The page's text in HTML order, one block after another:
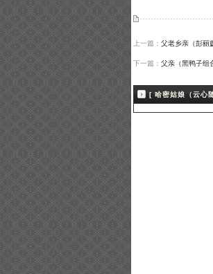
上一篇： 父老乡亲（彭丽
下一篇： 父亲（黑鸭子组
[ 哈密姑娘（云心